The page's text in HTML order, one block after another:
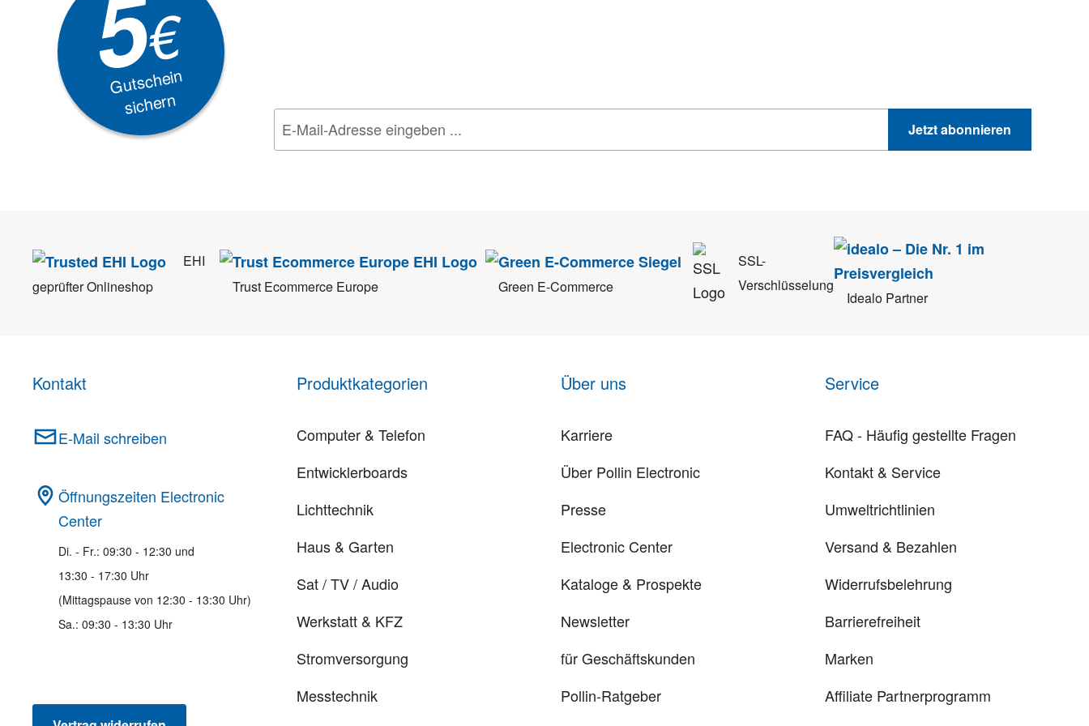
€
Gutschein
sichern
Jetzt abonnieren
EHI
geprüfter Onlineshop
Trust Ecommerce Europe Green E-Commerce
SSL-
Verschlüsselung
Idealo Partner
Kontakt
E-Mail schreiben
Öffnungszeiten Electronic
Center
Di. - Fr.: 09:30 - 12:30 und
13:30 - 17:30 Uhr
(Mittagspause von 12:30 - 13:30 Uhr)
Sa.: 09:30 - 13:30 Uhr
Produktkategorien
Computer & Telefon
Entwicklerboards
Lichttechnik
Haus & Garten
Sat / TV / Audio
Werkstatt & KFZ
Stromversorgung
Messtechnik
Über uns
Karriere
Über Pollin Electronic
Presse
Electronic Center
Kataloge & Prospekte
Newsletter
für Geschäftskunden
Pollin-Ratgeber
Service
FAQ - Häufig gestellte Fragen
Kontakt & Service
Umweltrichtlinien
Versand & Bezahlen
Widerrufsbelehrung
Barrierefreiheit
Marken
Affiliate Partnerprogramm